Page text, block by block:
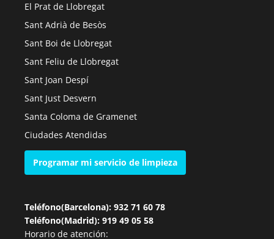
El Prat de Llobregat
Sant Adrià de Besòs
Sant Boi de Llobregat
Sant Feliu de Llobregat
Sant Joan Despí
Sant Just Desvern
Santa Coloma de Gramenet
Ciudades Atendidas
Programar mi servicio de limpieza
Teléfono(Barcelona): 932 71 60 78
Teléfono(Madrid): 919 49 05 58
Horario de atención: